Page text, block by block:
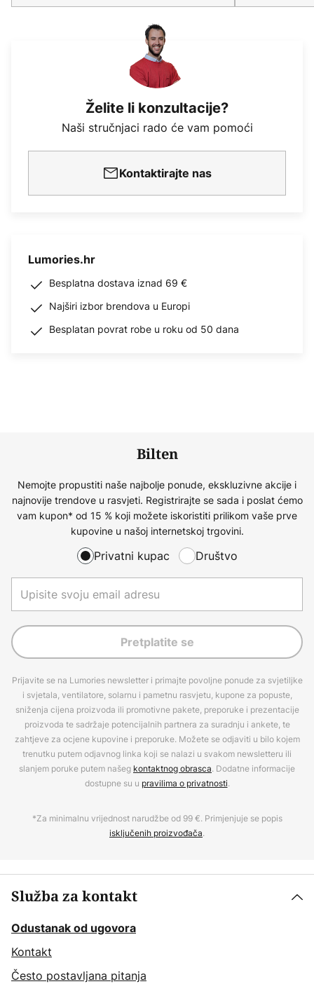
Želite li konzultacije?
Naši stručnjaci rado će vam pomoći
Kontaktirajte nas
Lumories.hr
Besplatna dostava iznad 69 €
Najširi izbor brendova u Europi
Besplatan povrat robe u roku od 50 dana
Bilten
Nemojte propustiti naše najbolje ponude, ekskluzivne akcije i
najnovije trendove u rasvjeti. Registrirajte se sada i poslat ćemo
vam kupon* od 15 % koji možete iskoristiti prilikom vaše prve
kupovine u našoj internetskoj trgovini.
Privatni kupac Društvo
Pretplatite se
Prijavite se na Lumories newsletter i primajte povoljne ponude za svjetiljke
i svjetala, ventilatore, solarnu i pametnu rasvjetu, kupone za popuste,
sniženja cijena proizvoda ili promotivne pakete, preporuke i prezentacije
proizvoda te sadržaje potencijalnih partnera za suradnju i ankete, te
zahtjeve za ocjene kupovine i preporuke. Možete se odjaviti u bilo kojem
trenutku putem odjavnog linka koji se nalazi u svakom newsletteru ili
slanjem poruke putem našeg kontaktnog obrasca. Dodatne informacije
dostupne su u pravilima o privatnosti.
*Za minimalnu vrijednost narudžbe od 99 €. Primjenjuje se popis
isključenih proizvođača.
Služba za kontakt
Odustanak od ugovora
Kontakt
Često postavljana pitanja